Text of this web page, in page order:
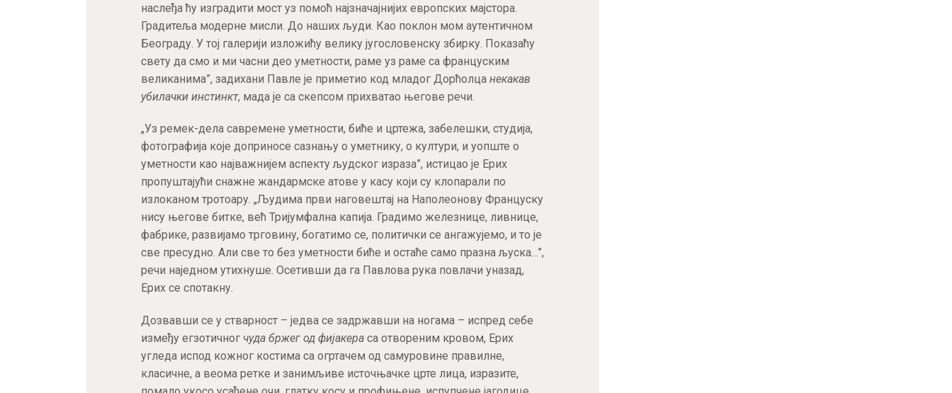
наслеђа ћу изградити мост уз помоћ најзначајнијих европских мајстора.
Градитеља модерне мисли. До наших људи. Као поклон мом аутентичном
Београду. У тој галерији изложићу велику југословенску збирку. Показаћу
свету да смо и ми часни део уметности, раме уз раме са француским
великанима”, задихани Павле је приметио код младог Дорћолца некакав
убилачки инстинкт, мада је са скепсом прихватао његове речи.
„Уз ремек-дела савремене уметности, биће и цртежа, забелешки, студија,
фотографија које доприносе сазнању о уметнику, о култури, и уопште о
уметности као најважнијем аспекту људског израза”, истицао је Ерих
пропуштајући снажне жандармске атове у касу који су клопарали по
излоканом тротоару. „Људима први наговештај на Наполеонову Француску
нису његове битке, већ Тријумфална капија. Градимо железнице, ливнице,
фабрике, развијамо трговину, богатимо се, политички се ангажујемо, и то је
све пресудно. Али све то без уметности биће и остаће само празна љуска…”,
речи наједном утихнуше. Осетивши да га Павлова рука повлачи уназад,
Ерих се спотакну.
Дозвавши се у стварност – једва се задржавши на ногама – испред себе
између егзотичног чуда бржег од фијакераса отвореним кровом, Ерих
угледа испод кожног костима са огртачем од самуровине правилне,
класичне, а веома ретке и занимљиве источњачке црте лица, изразите,